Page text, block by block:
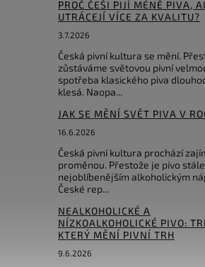
PROČ ČEŠI PIJÍ MÉNĚ PIVA,
UTRÁCEJÍ VÍCE ZA KVALITU?
3.7.2026
Česká pivní kultura se mění.
zůstáváme světovou pivní
spotřeba klasického piva
klesá. Naopa...
JAK SE MĚNÍ SVĚT PIVA V
16.6.2026
Česká pivní kultura prochází
proměnou. Přestože je pivo stále
nejoblíbenějším alkoholickým
České rep...
NEALKOHOLICKÉ A
NÍZKOALKOHOLICKÉ PIVO:
KTERÝ MĚNÍ PIVNÍ TRH
9.6.2026